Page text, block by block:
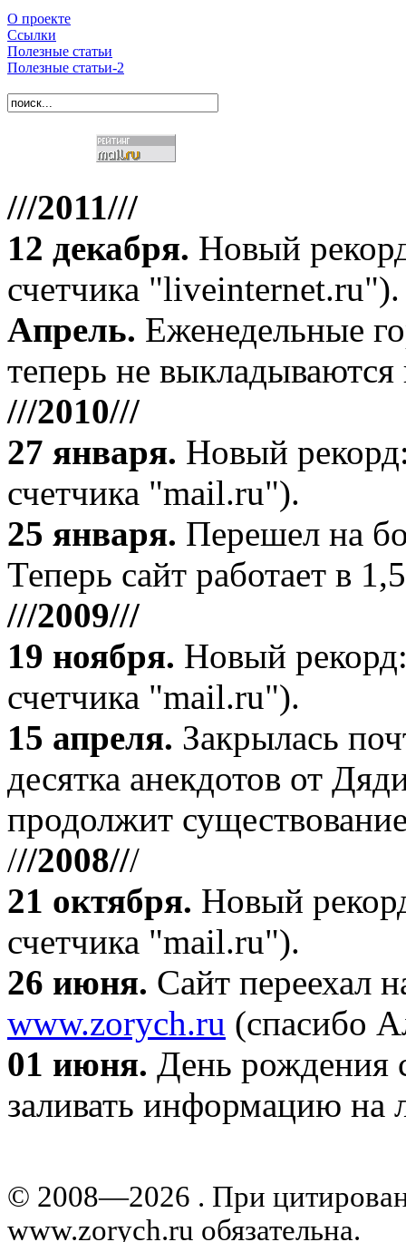
О проекте
Ссылки
Полезные статьи
Полезные статьи-2
///2011///
12 декабря. Новый
счетчика "liveinternet.ru").
Апрель. Еженедельные
теперь не выкладываются
///2010///
27 января. Новый
счетчика "mail.ru").
25 января. Перешел на
Теперь сайт работает в
///2009///
19 ноября. Новый
счетчика "mail.ru").
15 апреля. Закрылась
десятка анекдотов от
продолжит
///2008///
21 октября. Новый
счетчика "mail.ru").
26 июня. Сайт переехал
www.zorych.ru (спасибо
01 июня. День рождения
заливать информацию на
© 2008—2026 . При
www.zorych.ru обязательна.